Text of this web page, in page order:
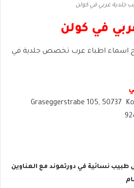
جلدية عربي في كولن
في كولن
اسماء اطباء عرب تخصص جلدية في
طبيب نسائية في دورتموند مع العناوين